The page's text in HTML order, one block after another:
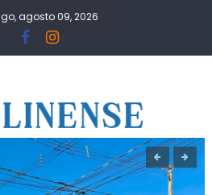
agosto 09, 2026